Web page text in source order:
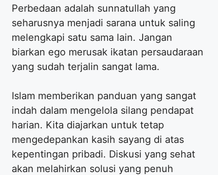
Perbedaan adalah sunnatullah yang
seharusnya menjadi sarana untuk saling
melengkapi satu sama lain. Jangan
biarkan ego merusak ikatan persaudaraan
yang sudah terjalin sangat lama.
Islam memberikan panduan yang sangat
indah dalam mengelola silang pendapat
harian. Kita diajarkan untuk tetap
mengedepankan kasih sayang di atas
kepentingan pribadi. Diskusi yang sehat
akan melahirkan solusi yang penuh